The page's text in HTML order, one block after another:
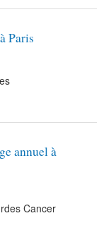
Paris
annuel à
Cancer